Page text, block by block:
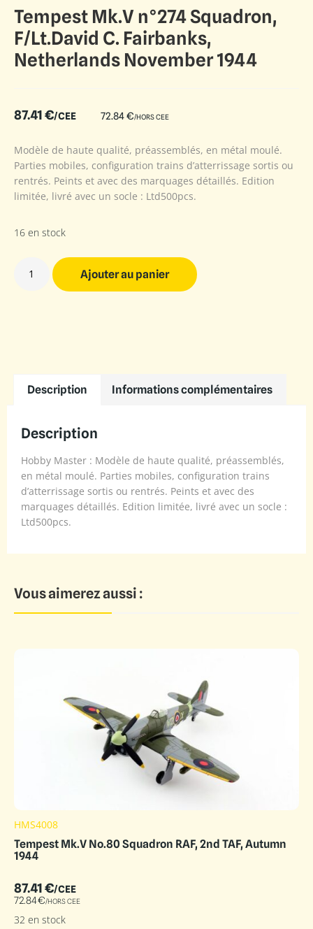
Tempest Mk.V n°274 Squadron,
F/Lt.David C. Fairbanks,
Netherlands November 1944
87.41€/CEE 72.84€/HORS CEE
Modèle de haute qualité, préassemblés, en métal moulé.
Parties mobiles, configuration trains d’atterrissage sortis ou
rentrés. Peints et avec des marquages détaillés. Edition
limitée, livré avec un socle : Ltd500pcs.
16 en stock
Ajouter au panier
Description Informations complémentaires
Description
Hobby Master : Modèle de haute qualité, préassemblés,
en métal moulé. Parties mobiles, configuration trains
d’atterrissage sortis ou rentrés. Peints et avec des
marquages détaillés. Edition limitée, livré avec un socle :
Ltd500pcs.
Vous aimerez aussi :
HMS4008
Tempest Mk.V No.80 Squadron RAF, 2nd TAF, Autumn
1944
87.41€/CEE
72.84€/HORS CEE
32 en stock